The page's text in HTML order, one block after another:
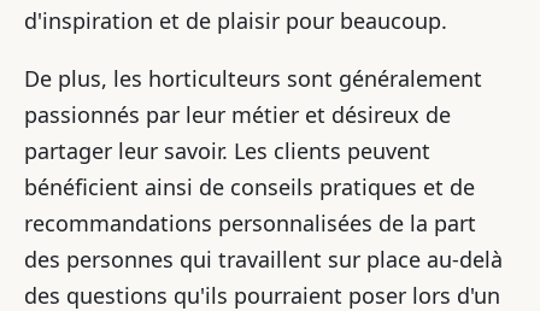
d'inspiration et de plaisir pour beaucoup.
De plus, les horticulteurs sont généralement
passionnés par leur métier et désireux de
partager leur savoir. Les clients peuvent
bénéficient ainsi de conseils pratiques et de
recommandations personnalisées de la part
des personnes qui travaillent sur place au-delà
des questions qu'ils pourraient poser lors d'un